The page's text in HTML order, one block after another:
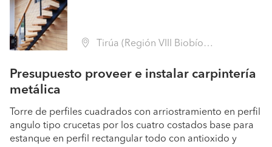
Tirúa (Región VIII Biobío - Arauco)
Presupuesto proveer e instalar carpintería
metálica
Torre de perfiles cuadrados con arriostramiento en perfil
angulo tipo crucetas por los cuatro costados base para
estanque en perfil rectangular todo con antioxido y